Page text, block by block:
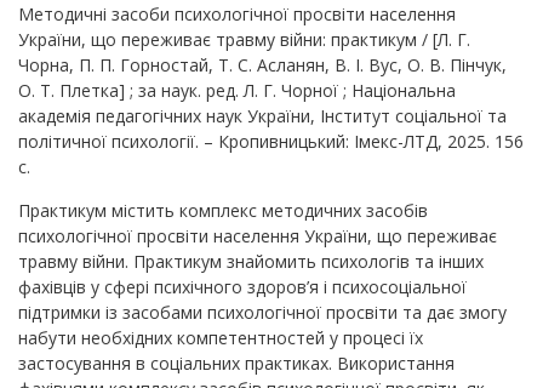
Методичні засоби психологічної просвіти населення
України, що переживає травму війни: практикум / [Л. Г.
Чорна, П. П. Горностай, Т. С. Асланян, В. І. Вус, О. В. Пінчук,
О. Т. Плетка] ; за наук. ред. Л. Г. Чорної ; Національна
академія педагогічних наук України, Інститут соціальної та
політичної психології. – Кропивницький: Імекс-ЛТД, 2025. 156
с.
Практикум містить комплекс методичних засобів
психологічної просвіти населення України, що переживає
травму війни. Практикум знайомить психологів та інших
фахівців у сфері психічного здоров’я і психосоціальної
підтримки із засобами психологічної просвіти та дає змогу
набути необхідних компетентностей у процесі їх
застосування в соціальних практиках. Використання